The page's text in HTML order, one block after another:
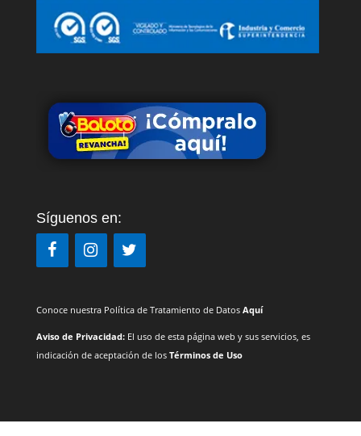
Síguenos en:
Conoce nuestra Política de Tratamiento de Datos Aquí
Aviso de Privacidad: El uso de esta página web y sus servicios, es
indicación de aceptación de los Términos de Uso